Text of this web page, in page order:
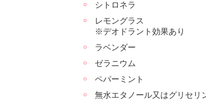
シトロネラ
レモングラス
※デオドラント効果あり
ラベンダー
ゼラニウム
ペパーミント
無水エタノール又はグリセリ